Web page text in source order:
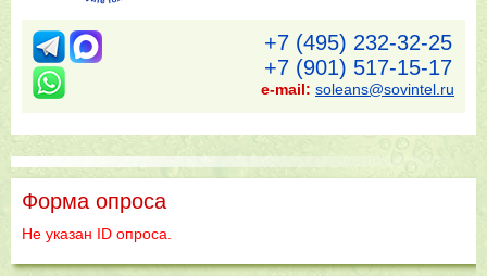
+7 (495) 232-32-25
+7 (901) 517-15-17
e-mail: soleans@sovintel.ru
Форма опроса
Не указан ID опроса.